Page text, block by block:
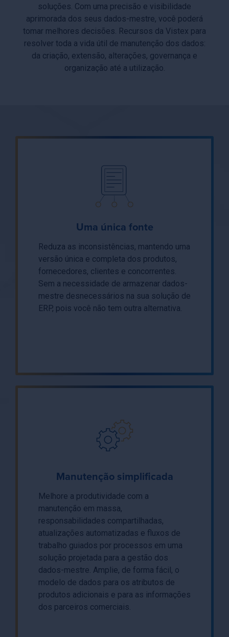
soluções. Com uma precisão e visibilidade
aprimorada dos seus dados-mestre, você poderá
tomar melhores decisões. Recursos da Vistex para
resolver toda a vida útil de manutenção dos dados:
da criação, extensão, alterações, governança e
organização até a utilização.
Uma única fonte
Reduza as inconsistências, mantendo uma
versão única e completa dos produtos,
fornecedores, clientes e concorrentes.
Sem a necessidade de armazenar dados-
mestre desnecessários na sua solução de
ERP, pois você não tem outra alternativa.
Manutenção simplificada
Melhore a produtividade com a
manutenção em massa,
responsabilidades compartilhadas,
atualizações automatizadas e fluxos de
trabalho guiados por processos em uma
solução projetada para a gestão dos
dados-mestre. Amplie, de forma fácil, o
modelo de dados para os atributos de
produtos adicionais e para as informações
dos parceiros comerciais.